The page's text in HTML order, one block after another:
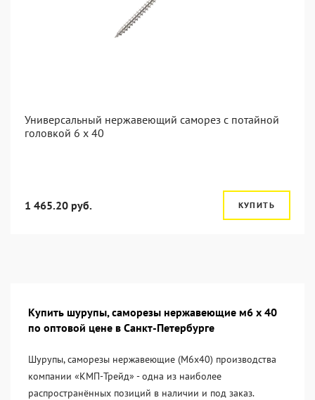
Универсальный нержавеющий саморез с потайной
головкой 6 x 40
1 465.20 руб. КУПИТЬ
Купить шурупы, саморезы нержавеющие м6 х 40
по оптовой цене в Санкт-Петербурге
Шурупы, саморезы нержавеющие (М6х40) производства
компании «KМП-Трейд» - одна из наиболее
распространённых позиций в наличии и под заказ.